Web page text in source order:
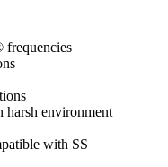
harsh environment
with SS